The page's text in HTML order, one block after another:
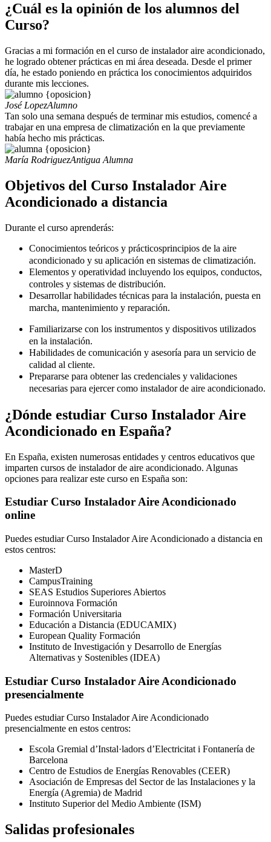
¿Cuál es la opinión de los alumnos del
Curso?
Gracias a mi formación en el curso de instalador aire acondicionado,
he logrado obtener prácticas en mi área deseada. Desde el primer
día, he estado poniendo en práctica los conocimientos adquiridos
durante mis lecciones.
José LopezAlumno
Tan solo una semana después de terminar mis estudios, comencé a
trabajar en una empresa de climatización en la que previamente
había hecho mis prácticas.
María RodriguezAntigua Alumna
Objetivos del Curso Instalador Aire
Acondicionado a distancia
Durante el curso aprenderás:
Conocimientos teóricos y prácticosprincipios de la aire
acondicionado y su aplicación en sistemas de climatización.
Elementos y operatividad incluyendo los equipos, conductos,
controles y sistemas de distribución.
Desarrollar habilidades técnicas para la instalación, puesta en
marcha, mantenimiento y reparación.
Familiarizarse con los instrumentos y dispositivos utilizados
en la instalación.
Habilidades de comunicación y asesoría para un servicio de
calidad al cliente.
Prepararse para obtener las credenciales y validaciones
necesarias para ejercer como instalador de aire acondicionado.
¿Dónde estudiar Curso Instalador Aire
Acondicionado en España?
En España, existen numerosas entidades y centros educativos que
imparten cursos de instalador de aire acondicionado. Algunas
opciones para realizar este curso en España son:
Estudiar Curso Instalador Aire Acondicionado
online
Puedes estudiar Curso Instalador Aire Acondicionado a distancia en
estos centros:
MasterD
CampusTraining
SEAS Estudios Superiores Abiertos
Euroinnova Formación
Formación Universitaria
Educación a Distancia (EDUCAMIX)
European Quality Formación
Instituto de Investigación y Desarrollo de Energías
Alternativas y Sostenibles (IDEA)
Estudiar Curso Instalador Aire Acondicionado
presencialmente
Puedes estudiar Curso Instalador Aire Acondicionado
presencialmente en estos centros:
Escola Gremial d’Instal·ladors d’Electricitat i Fontanería de
Barcelona
Centro de Estudios de Energías Renovables (CEER)
Asociación de Empresas del Sector de las Instalaciones y la
Energía (Agremia) de Madrid
Instituto Superior del Medio Ambiente (ISM)
Salidas profesionales